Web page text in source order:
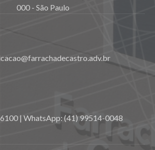
000 - São Paulo
| WhatsApp: (41) 99514-0048